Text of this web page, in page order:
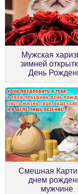
Мужская
зимней
День
Смешная
днем
мужчине